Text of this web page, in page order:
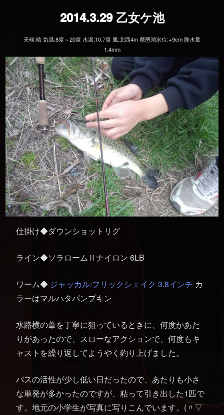
2014.3.29 乙女ケ池
天候:晴 気温:8度～20度 水温:10.7度 風:北西4m 琵琶湖水位:+9cm 降水量
1.4mm
仕掛け◆ダウンショットリグ
ライン◆ソラロームⅡナイロン 6LB
ワーム◆ ジャッカル:フリックシェイク 3.8インチ カ
ラーはマルハタパンプキン
水路横の葦を丁寧に狙っているときに、何度かあた
りがあったので、スローなアクションで、何度もキ
ャストを繰り返してようやく釣り上げました。
バスの活性が少し低い日だったので、あたりも小さ
な単発が多かったのですが、粘って引き出した1匹で
す。地元の小学生が写真に写りこんでいます。(〃▽